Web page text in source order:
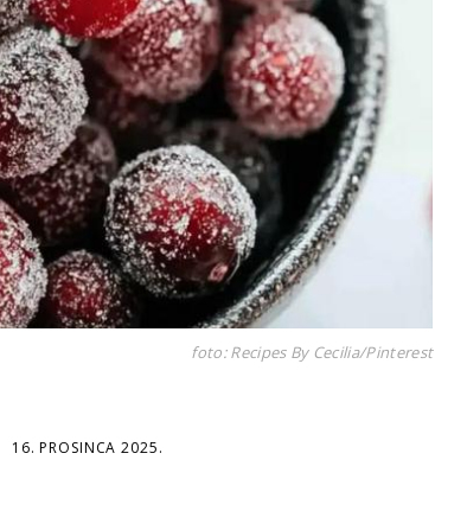
foto: Recipes By Cecilia/Pinterest
16. PROSINCA 2025.